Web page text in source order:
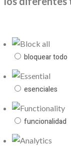
bloquear todo
esenciales
funcionalidad